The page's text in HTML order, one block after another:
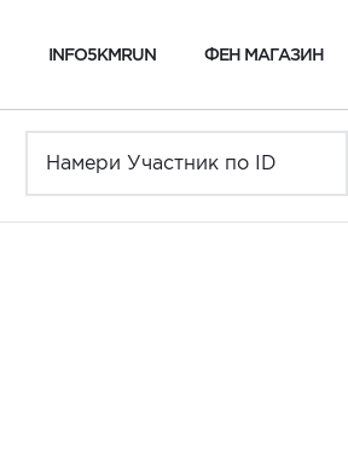
INFO5KMRUN ФЕН МАГАЗИН